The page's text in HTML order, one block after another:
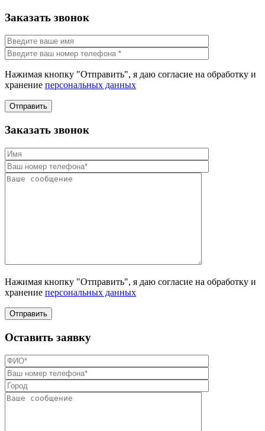
Заказать звонок
Нажимая кнопку "Отправить", я даю согласие на обработку и
хранение персональных данных
Отправить
Заказать звонок
Нажимая кнопку "Отправить", я даю согласие на обработку и
хранение персональных данных
Отправить
Оставить заявку